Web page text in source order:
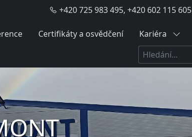
+420 725 983 495, +420 602 115 605
Certifikáty a osvědčení Kariéra